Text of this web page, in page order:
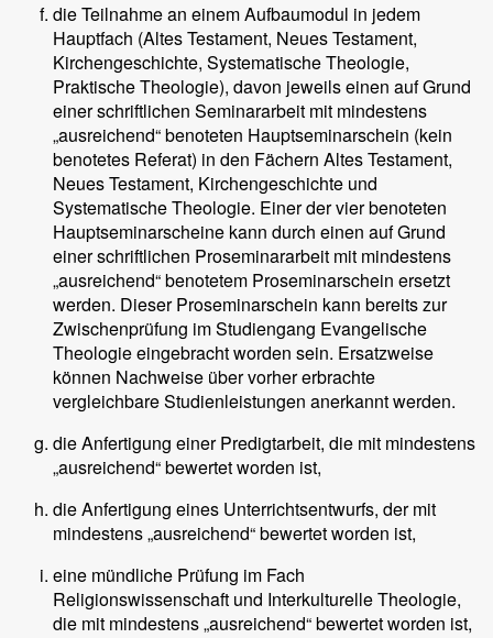
die Teilnahme an einem Aufbaumodul in jedem
Hauptfach (Altes Testament, Neues Testament,
Kirchengeschichte, Systematische Theologie,
Praktische Theologie), davon jeweils einen auf Grund
einer schriftlichen Seminararbeit mit mindestens
„ausreichend“ benoteten Hauptseminarschein (kein
benotetes Referat) in den Fächern Altes Testament,
Neues Testament, Kirchengeschichte und
Systematische Theologie. Einer der vier benoteten
Hauptseminarscheine kann durch einen auf Grund
einer schriftlichen Proseminararbeit mit mindestens
„ausreichend“ benotetem Proseminarschein ersetzt
werden. Dieser Proseminarschein kann bereits zur
Zwischenprüfung im Studiengang Evangelische
Theologie eingebracht worden sein. Ersatzweise
können Nachweise über vorher erbrachte
vergleichbare Studienleistungen anerkannt werden.
die Anfertigung einer Predigtarbeit, die mit mindestens
„ausreichend“ bewertet worden ist,
die Anfertigung eines Unterrichtsentwurfs, der mit
mindestens „ausreichend“ bewertet worden ist,
eine mündliche Prüfung im Fach
Religionswissenschaft und Interkulturelle Theologie,
die mit mindestens „ausreichend“ bewertet worden ist,